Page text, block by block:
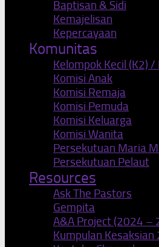
Baptisan & Sidi
Kemajelisan
Kepercayaan
Komunitas
Kelompok Kecil (K2)
Komisi Anak
Komisi Remaja
Komisi Pemuda
Komisi Keluarga
Komisi Wanita
Persekutuan Maria
Persekutuan Pelaut
Resources
Ask The Pastors
Gempita
A&A Project (2024 –
Kumpulan Kesaksian